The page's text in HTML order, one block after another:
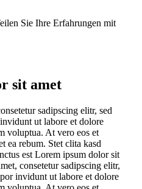
Sie Ihre Erfahrungen mit
sit amet
sadipscing elitr, sed
ut labore et dolore
voluptua. At vero eos et
ea rebum. Stet clita kasd
est Lorem ipsum dolor sit
consetetur sadipscing elitr,
invidunt ut labore et dolore